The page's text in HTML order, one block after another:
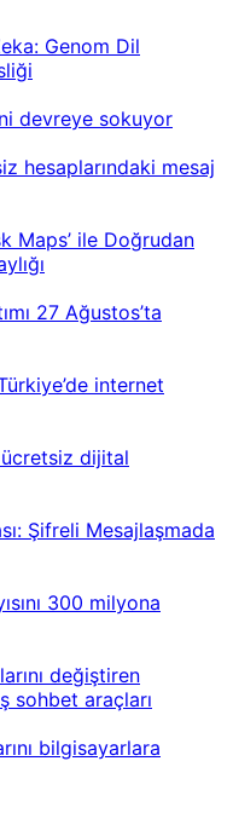
Genom Dil
devreye sokuyor
hesaplarındaki mesaj
Maps’ ile Doğrudan
27 Ağustos’ta
internet
ücretsiz dijital
Şifreli Mesajlaşmada
300 milyona
değiştiren
sohbet araçları
bilgisayarlara